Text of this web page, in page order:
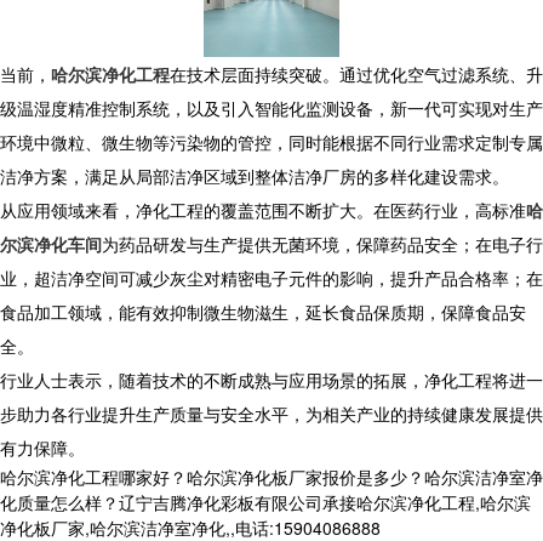
​ 当前， 哈尔滨净化工程在技术层面持续突破。通过优化空气过滤系统、升
级温湿度精准控制系统，以及引入智能化监测设备，新一代可实现对生产
环境中微粒、微生物等污染物的管控，同时能根据不同行业需求定制专属
洁净方案，满足从局部洁净区域到整体洁净厂房的多样化建设需求。
​ 从应用领域来看，净化工程的覆盖范围不断扩大。在医药行业，高标准哈
尔滨净化车间为药品研发与生产提供无菌环境，保障药品安全；在电子行
业，超洁净空间可减少灰尘对精密电子元件的影响，提升产品合格率；在
食品加工领域，能有效抑制微生物滋生，延长食品保质期，保障食品安
全。
行业人士表示，随着技术的不断成熟与应用场景的拓展，净化工程将进一
步助力各行业提升生产质量与安全水平，为相关产业的持续健康发展提供
有力保障。​
哈尔滨净化工程哪家好？哈尔滨净化板厂家报价是多少？哈尔滨洁净室净
化质量怎么样？辽宁吉腾净化彩板有限公司承接哈尔滨净化工程,哈尔滨
净化板厂家,哈尔滨洁净室净化,,电话:15904086888